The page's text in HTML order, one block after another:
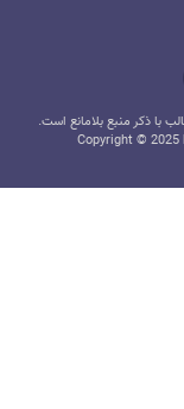
با ذکر منبع بلامانع است.
Copyright © 2025